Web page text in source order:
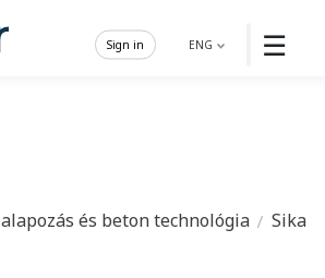
☰
ENG
Sign in
alapozás és beton technológia
Sika